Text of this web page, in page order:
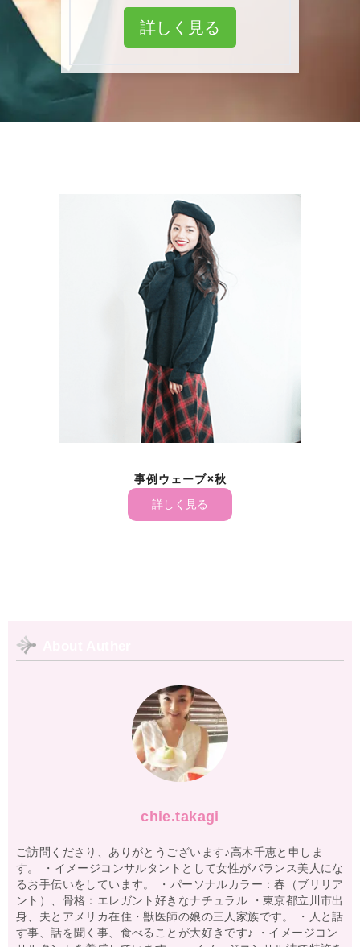
詳しく見る
詳しく見る
chie.takagi
ご訪問くださり、ありがとうございます♪高木千恵と申しま
す。 ・イメージコンサルタントとして女性がバランス美人にな
るお手伝いをしています。 ・パーソナルカラー：春（ブリリア
ント）、骨格：エレガント好きなナチュラル ・東京都立川市出
身、夫とアメリカ在住・獣医師の娘の三人家族です。 ・人と話
す事、話を聞く事、食べることが大好きです♪ ・イメージコン